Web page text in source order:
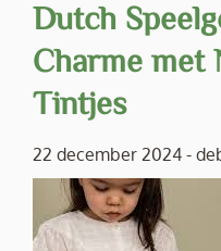
Dutch
Charme met
Tintjes
22 december 2024 -